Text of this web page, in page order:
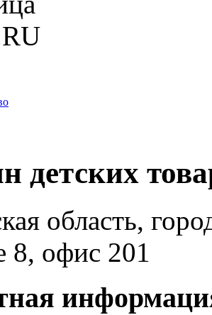
детских
область,
8, офис 201